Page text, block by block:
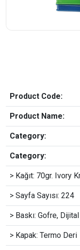
Product Code:
Product Name:
Category:
Category:
> Kağıt: 70gr. Ivory
> Sayfa Sayısı: 224
> Baskı: Gofre, Dijital
> Kapak: Termo Deri